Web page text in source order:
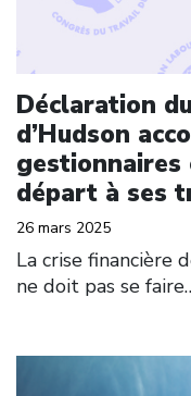
Déclaration
d’Hudson
gestionnaires
départ à ses
26 mars 2025
La crise financière
ne doit pas se
Click to open the